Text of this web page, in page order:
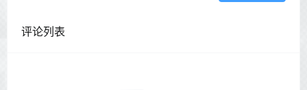
评论列表